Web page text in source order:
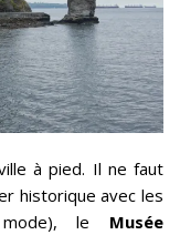
à pied. Il ne faut
historique avec les
le Musée